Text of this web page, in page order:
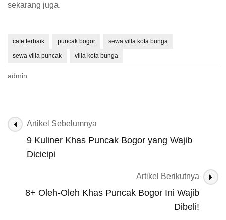
sekarang juga.
cafe terbaik puncak bogor
sewa villa kota bunga
sewa villa puncak
villa kota bunga
admin
Navigasi
Artikel
Artikel Sebelumnya
9 Kuliner Khas Puncak Bogor yang Wajib
Dicicipi
Artikel Berikutnya
8+ Oleh-Oleh Khas Puncak Bogor Ini Wajib
Dibeli!